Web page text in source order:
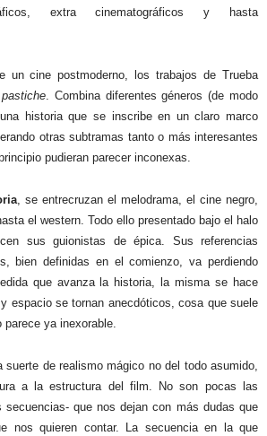
extra cinematográficos y hasta
un cine postmoderno, los trabajos de Trueba
pastiche. Combina diferentes géneros (de modo
historia que se inscribe en un claro marco
otras subtramas tanto o más interesantes
pudieran parecer inconexas.
, se entrecruzan el melodrama, el cine negro,
el western. Todo ello presentado bajo el halo
sus guionistas de épica. Sus referencias
bien definidas en el comienzo, va perdiendo
que avanza la historia, la misma se hace
espacio se tornan anecdóticos, cosa que suele
parece ya inexorable.
suerte de realismo mágico no del todo asumido,
a la estructura del film. No son pocas las
secuencias- que nos dejan con más dudas que
nos quieren contar. La secuencia en la que